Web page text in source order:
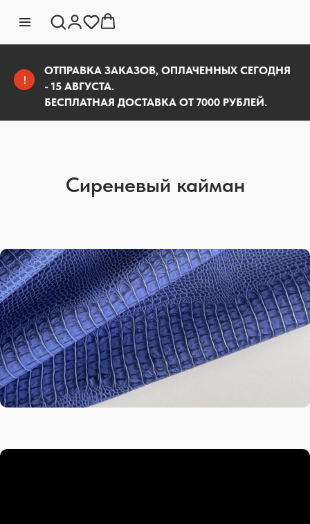
!
ОТПРАВКА ЗАКАЗОВ, ОПЛАЧЕННЫХ СЕГОДНЯ
- 15 АВГУСТА.
БЕСПЛАТНАЯ ДОСТАВКА ОТ 7000 РУБЛЕЙ.
Сиреневый кайман